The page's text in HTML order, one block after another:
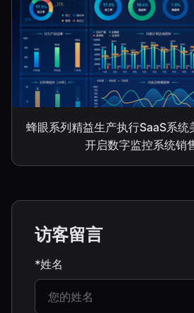
蜂眼系列精益生产执行SaaS系
开启数字监控系统销
访客留言
*姓名